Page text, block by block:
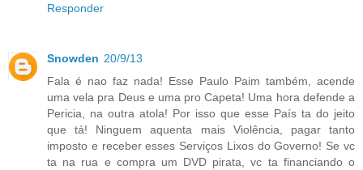
Responder
Snowden 20/9/13
Fala é nao faz nada! Esse Paulo Paim também, acende
uma vela pra Deus e uma pro Capeta! Uma hora defende a
Pericia, na outra atola! Por isso que esse País ta do jeito
que tá! Ninguem aquenta mais Violência, pagar tanto
imposto e receber esses Serviços Lixos do Governo! Se vc
ta na rua e compra um DVD pirata, vc ta financiando o